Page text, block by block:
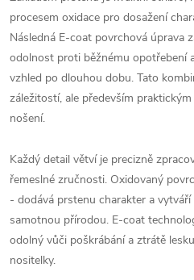
procesem oxidace pro dosažení
Následná E-coat povrchová úprava
odolnost proti běžnému opotřebení
vzhled po dlouhou dobu. Tato
záležitostí, ale především
nošení.
Každý detail větví je precizně
řemeslné zručnosti. Oxidovaný
- dodává prstenu charakter a
samotnou přírodou. E-coat
odolný vůči poškrábání a ztrátě
nositelky.